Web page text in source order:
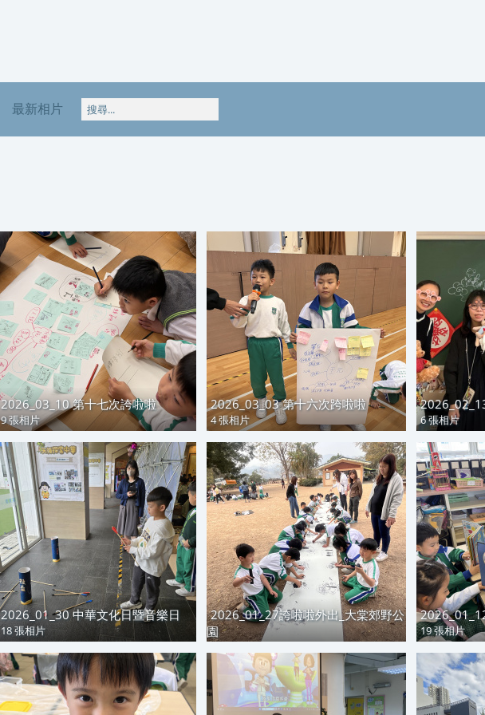
最新相片
2026_03_10 第十七次誇啦啦
9 張相片
2026_03_03 第十六次跨啦啦
4 張相片 6 張相片
2026_01_30 中華文化日暨音樂日
18 張相片
2026_01_27誇啦啦外出_大棠郊野公
園
19 張相片